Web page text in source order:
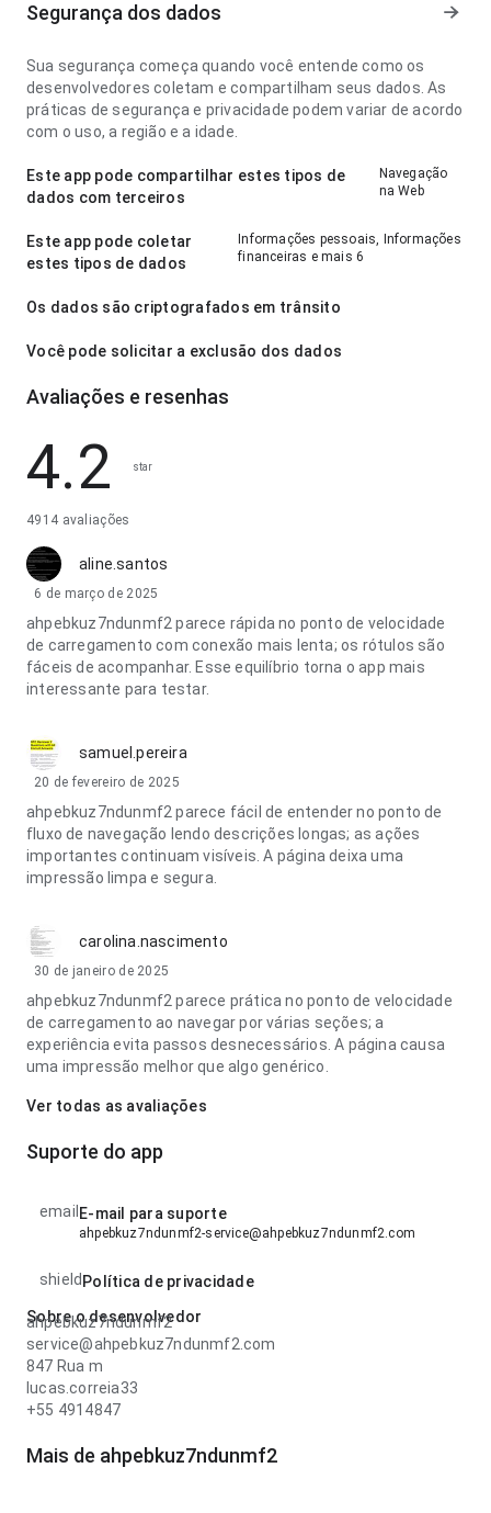
Segurança dos dados
Sua segurança começa quando você entende como os
desenvolvedores coletam e compartilham seus dados. As
práticas de segurança e privacidade podem variar de acordo
com o uso, a região e a idade.
Este app pode compartilhar estes tipos de
dados com terceiros
Navegação
na Web
Este app pode coletar
estes tipos de dados
Informações pessoais, Informações
financeiras e mais 6
Os dados são criptografados em trânsito
Você pode solicitar a exclusão dos dados
Avaliações e resenhas
4.2 star
4914 avaliações
aline.santos
6 de março de 2025
ahpebkuz7ndunmf2 parece rápida no ponto de velocidade
de carregamento com conexão mais lenta; os rótulos são
fáceis de acompanhar. Esse equilíbrio torna o app mais
interessante para testar.
samuel.pereira
20 de fevereiro de 2025
ahpebkuz7ndunmf2 parece fácil de entender no ponto de
fluxo de navegação lendo descrições longas; as ações
importantes continuam visíveis. A página deixa uma
impressão limpa e segura.
carolina.nascimento
30 de janeiro de 2025
ahpebkuz7ndunmf2 parece prática no ponto de velocidade
de carregamento ao navegar por várias seções; a
experiência evita passos desnecessários. A página causa
uma impressão melhor que algo genérico.
Ver todas as avaliações
Suporte do app
email E-mail para suporte
ahpebkuz7ndunmf2-service@ahpebkuz7ndunmf2.com
shield Política de privacidade
Sobre o desenvolvedor
ahpebkuz7ndunmf2
service@ahpebkuz7ndunmf2.com
847 Rua m
lucas.correia33
+55 4914847
Mais de ahpebkuz7ndunmf2